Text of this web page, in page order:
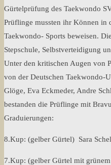
Gürtelprüfung des Taekwondo
Prüflinge mussten ihr Können in
Taekwondo- Sports beweisen.
Stepschule, Selbstverteidigung
Unter den kritischen Augen von
von der Deutschen Taekwondo-
Glöge, Eva Eckmeder, Andre
bestanden die Prüflinge mit
Graduierungen:
8.Kup: (gelber Gürtel) Sara
7.Kup: (gelber Gürtel mit